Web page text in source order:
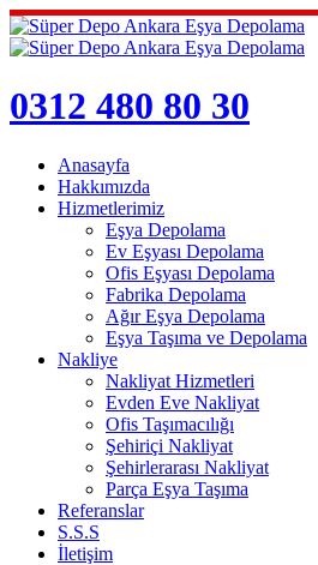
0312 480 80 30
Anasayfa
Hakkımızda
Hizmetlerimiz
Eşya Depolama
Ev Eşyası Depolama
Ofis Eşyası Depolama
Fabrika Depolama
Ağır Eşya Depolama
Eşya Taşıma ve Depolama
Nakliye
Nakliyat Hizmetleri
Evden Eve Nakliyat
Ofis Taşımacılığı
Şehiriçi Nakliyat
Şehirlerarası Nakliyat
Parça Eşya Taşıma
Referanslar
S.S.S
İletişim